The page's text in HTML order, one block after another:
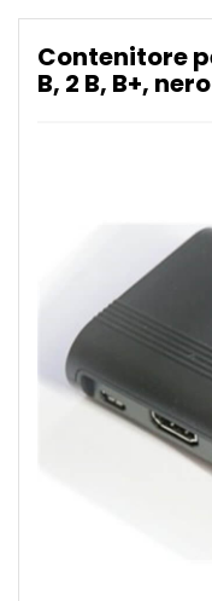
Contenitore
B, 2 B, B+, nero